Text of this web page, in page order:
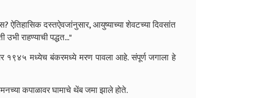
ऐतिहासिक दस्तऐवजांनुसार, आयुष्याच्या शेवटच्या दिवसांत
राहण्याची पद्धत..."
१९४५ मध्येच बंकरमध्ये मरण पावला आहे. संपूर्ण जगाला हे
कपाळावर घामाचे थेंब जमा झाले होते.